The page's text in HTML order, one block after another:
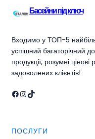
Басейни під ключ
Входимо у ТОП-5
успішний багаторічний
продукції, розумні цінові
задоволених клієнтів!
Facebook InstagramTikTok
ПОСЛУГИ